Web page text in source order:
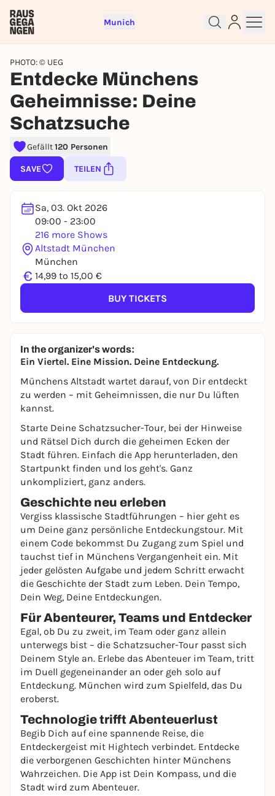
Munich
PHOTO: © UEG
Entdecke Münchens
Geheimnisse: Deine
Schatzsuche
Gefällt120 Personen
SAVE TEILEN
Sa, 03. Okt 2026
09:00 - 23:00
216 more Shows
Altstadt München
München
€ 14,99 to 15,00 €
BUY TICKETS
In the organizer's words:
Ein Viertel. Eine Mission. Deine Entdeckung.
Münchens Altstadt wartet darauf, von Dir entdeckt
zu werden – mit Geheimnissen, die nur Du lüften
kannst.
Starte Deine Schatzsucher-Tour, bei der Hinweise
und Rätsel Dich durch die geheimen Ecken der
Stadt führen. Einfach die App herunterladen, den
Startpunkt finden und los geht's. Ganz
unkompliziert, ganz anders.
Geschichte neu erleben
Vergiss klassische Stadtführungen – hier geht es
um Deine ganz persönliche Entdeckungstour. Mit
einem Code bekommst Du Zugang zum Spiel und
tauchst tief in Münchens Vergangenheit ein. Mit
jeder gelösten Aufgabe und jedem Schritt erwacht
die Geschichte der Stadt zum Leben. Dein Tempo,
Dein Weg, Deine Entdeckungen.
Für Abenteurer, Teams und Entdecker
Egal, ob Du zu zweit, im Team oder ganz allein
unterwegs bist – die Schatzsucher-Tour passt sich
Deinem Style an. Erlebe das Abenteuer im Team, tritt
im Duell gegeneinander an oder geh solo auf
Entdeckung. München wird zum Spielfeld, das Du
eroberst.
Technologie trifft Abenteuerlust
Begib Dich auf eine spannende Reise, die
Entdeckergeist mit Hightech verbindet. Entdecke
die verborgenen Geschichten hinter Münchens
Wahrzeichen. Die App ist Dein Kompass, und die
Stadt wird zum Abenteuer.
Sign up for free and get started
right away
lotteries, you need a free Rausgegangen account.
REGISTER FOR FREE NOW
You already have an account?